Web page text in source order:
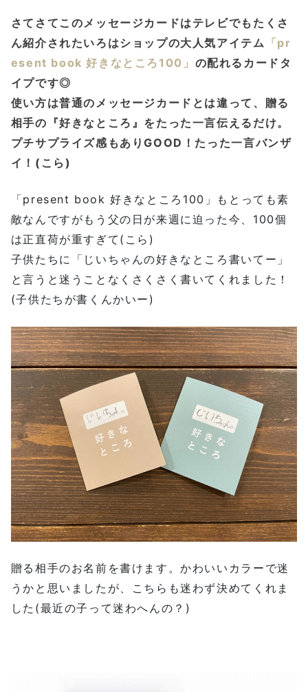
さてさてこのメッセージカードはテレビでもたくさ
ん紹介されたいろはショップの大人気アイテム 「pr
esent book 好きなところ100」 の配れるカードタ
イプです◎
使い方は普通のメッセージカードとは違って、贈る
相手の『好きなところ』をたった一言伝えるだけ。
プチサプライズ感もありGOOD！たった一言バンザ
イ！(こら)
「present book 好きなところ100」もとっても素
敵なんですがもう父の日が来週に迫った今、100個
は正直荷が重すぎて(こら)
子供たちに「じいちゃんの好きなところ書いてー」
と言うと迷うことなくさくさく書いてくれました！
(子供たちが書くんかいー)
贈る相手のお名前を書けます。かわいいカラーで迷
うかと思いましたが、こちらも迷わず決めてくれま
した(最近の子って迷わへんの？)